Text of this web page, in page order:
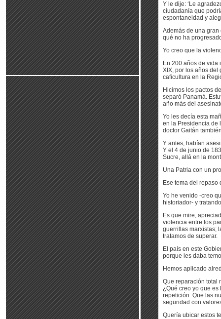
Y le dije: ‘Le
ciudadanía que
espontaneidad y
Además de una
qué no ha
Yo creo que la
En 200 años de
XIX, por los años del
caficultura en la
Hicimos los pactos
separó Panamá.
año más del
Yo les decía esta
en la Presidencia de
doctor Gaitán
Y antes, habían
Y el 4 de junio de
Sucre, allá en la
Una Patria con un
Ese tema del
Yo he venido -creo
historiador- y
Es que mire,
violencia entre los
guerrillas marxistas;
tratamos de superar.
El país en este
porque les daba
Hemos aplicado
Que reparación total
¿Qué creo yo que
repetición. Que las
seguridad con
Quería ubicar estos